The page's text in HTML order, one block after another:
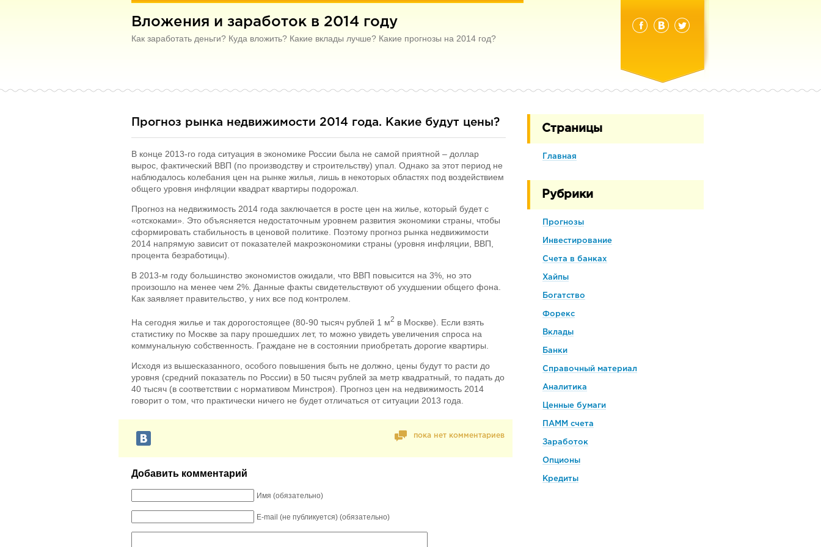
Вложения и заработок в 2014 году
Как заработать деньги? Куда вложить? Какие вклады лучше? Какие прогнозы на 2014 год?
Прогноз рынка недвижимости 2014 года. Какие будут цены?
В конце 2013-го года ситуация в экономике России была не самой приятной – доллар
вырос, фактический ВВП (по производству и строительству) упал. Однако за этот период не
наблюдалось колебания цен на рынке жилья, лишь в некоторых областях под воздействием
общего уровня инфляции квадрат квартиры подорожал.
Прогноз на недвижимость 2014 года заключается в росте цен на жилье, который будет с
«отскоками». Это объясняется недостаточным уровнем развития экономики страны, чтобы
сформировать стабильность в ценовой политике. Поэтому прогноз рынка недвижимости
2014 напрямую зависит от показателей макроэкономики страны (уровня инфляции, ВВП,
процента безработицы).
В 2013-м году большинство экономистов ожидали, что ВВП повысится на 3%, но это
произошло на менее чем 2%. Данные факты свидетельствуют об ухудшении общего фона.
Как заявляет правительство, у них все под контролем.
На сегодня жилье и так дорогостоящее (80-90 тысяч рублей 1 м2 в Москве). Если взять
статистику по Москве за пару прошедших лет, то можно увидеть увеличения спроса на
коммунальную собственность. Граждане не в состоянии приобретать дорогие квартиры.
Исходя из вышесказанного, особого повышения быть не должно, цены будут то расти до
уровня (средний показатель по России) в 50 тысяч рублей за метр квадратный, то падать до
40 тысяч (в соответствии с нормативом Минстроя). Прогноз цен на недвижимость 2014
говорит о том, что практически ничего не будет отличаться от ситуации 2013 года.
пока нет комментариев
Добавить комментарий
Имя (обязательно)
E-mail (не публикуется) (обязательно)
Страницы
Главная
Рубрики
Прогнозы
Инвестирование
Счета в банках
Хайпы
Богатство
Форекс
Вклады
Банки
Справочный материал
Аналитика
Ценные бумаги
ПАММ счета
Заработок
Опционы
Кредиты